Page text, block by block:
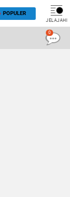
POPULER
JELAJAHI
0